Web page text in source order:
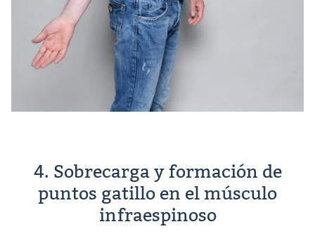
4. Sobrecarga y formación de
puntos gatillo en el músculo
infraespinoso